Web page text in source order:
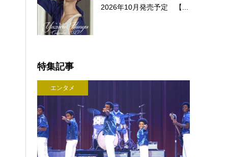
2026年10月発売予定 【...
特集記事
エンタメ